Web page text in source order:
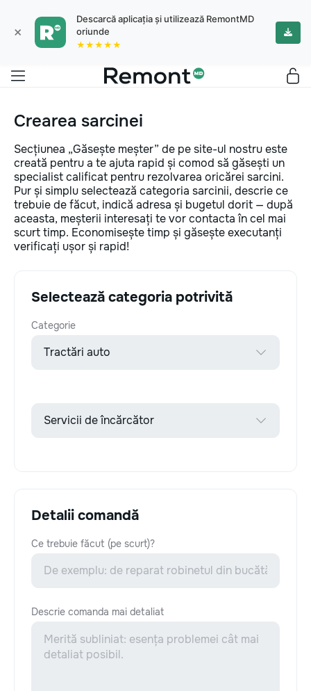
×
Descarcă aplicația și utilizează RemontMD
oriunde
★★★★★
Crearea sarcinei
Secțiunea „Găsește meșter” de pe site-ul nostru este
creată pentru a te ajuta rapid și comod să găsești un
specialist calificat pentru rezolvarea oricărei sarcini.
Pur și simplu selectează categoria sarcinii, descrie ce
trebuie de făcut, indică adresa și bugetul dorit — după
aceasta, meșterii interesați te vor contacta în cel mai
scurt timp. Economisește timp și găsește executanți
verificați ușor și rapid!
Selectează categoria potrivită
Categorie
Detalii comandă
Ce trebuie făcut (pe scurt)?
Descrie comanda mai detaliat